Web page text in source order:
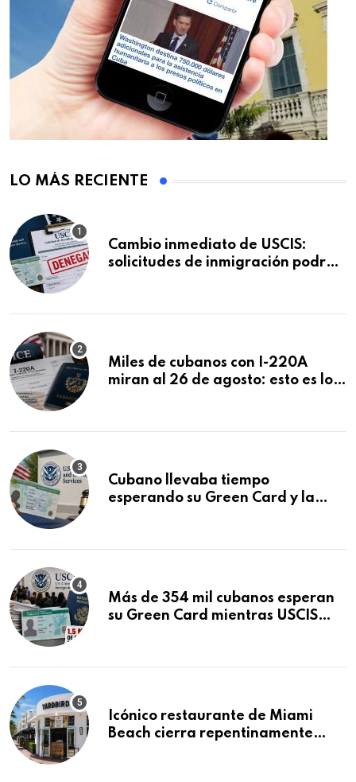
LO MÁS RECIENTE
Cambio inmediato de USCIS:
solicitudes de inmigración podrán
Miles de cubanos con I-220A
miran al 26 de agosto: esto es lo
Cubano llevaba tiempo
esperando su Green Card y la
Más de 354 mil cubanos esperan
su Green Card mientras USCIS
Icónico restaurante de Miami
Beach cierra repentinamente